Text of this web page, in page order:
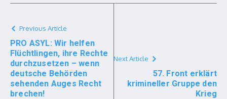
Previous Article
PRO ASYL: Wir helfen
Flüchtlingen, ihre Rechte
durchzusetzen – wenn
deutsche Behörden
sehenden Auges Recht
brechen!
Next Article
57. Front erklärt
krimineller Gruppe den
Krieg